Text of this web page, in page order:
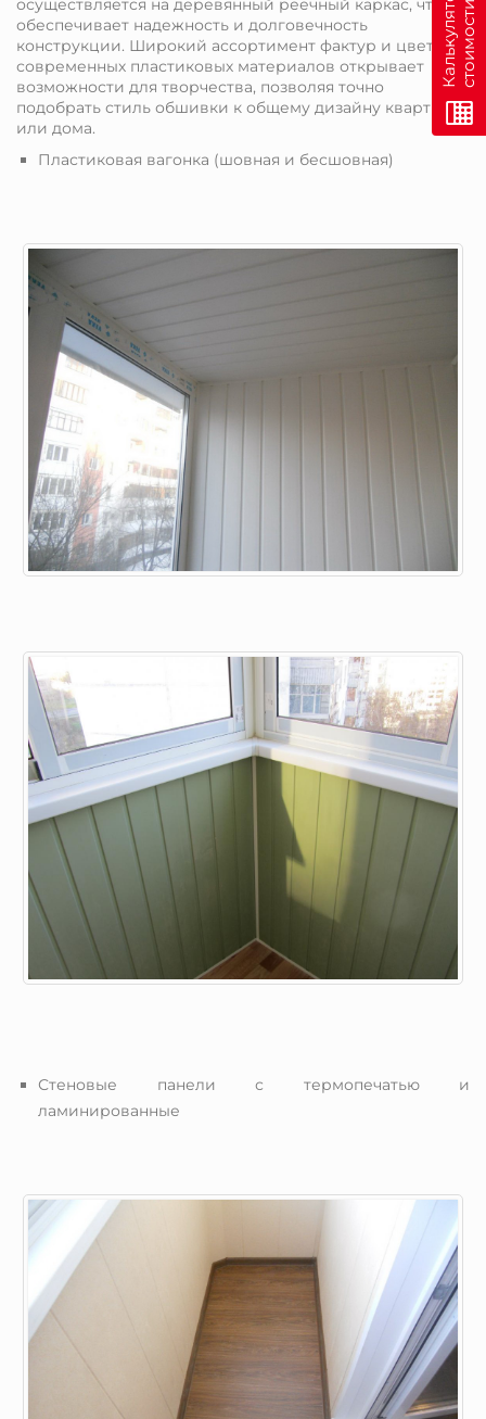
осуществляется на деревянный реечный каркас, что
обеспечивает надежность и долговечность
конструкции. Широкий ассортимент фактур и цветов
современных пластиковых материалов открывает
возможности для творчества, позволяя точно
подобрать стиль обшивки к общему дизайну квартиры
или дома.
Пластиковая вагонка (шовная и бесшовная)
Стеновые панели с термопечатью и
ламинированные
К
а
л
ь
к
у
л
я
т
о
р
с
т
о
и
м
о
с
т
и
о
н
л
а
й